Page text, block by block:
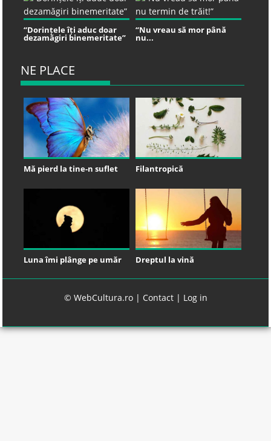
“Dorințele îți aduc doar
dezamăgiri binemeritate”
“Nu vreau să mor până
nu...
NE PLACE
Mă pierd la tine-n suflet Filantropică
Luna îmi plânge pe umăr Dreptul la vină
© WebCultura.ro | Contact| Log in